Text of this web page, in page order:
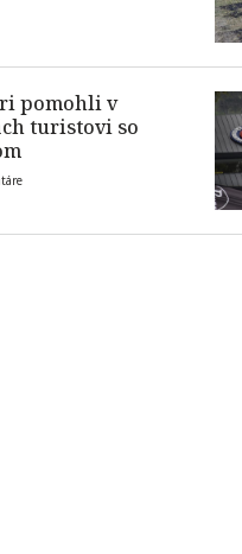
pomohli v
turistovi so